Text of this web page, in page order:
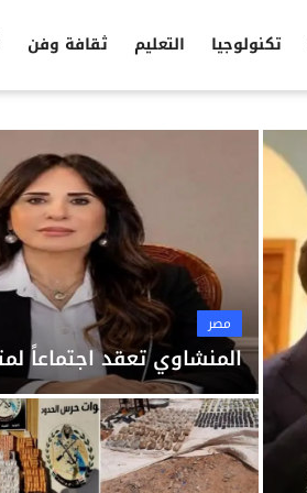
تكنولوجيا التعليم ثقافة وفن
مصر
مصر
المنشاوي تعقد اجتماعاً